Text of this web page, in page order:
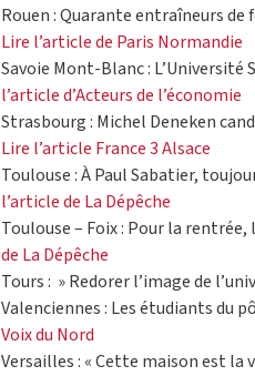
Rouen : Quarante entraîneurs
Lire l’article de Paris Normandie
Savoie Mont-Blanc : L’Université
l’article d’Acteurs de l’économie
Strasbourg : Michel Deneken
Lire l’article France 3 Alsace
Toulouse : À Paul Sabatier,
l’article de La Dépêche
Toulouse – Foix : Pour la
de La Dépêche
Tours : » Redorer l’image de
Valenciennes : Les étudiants du
Voix du Nord
Versailles : « Cette maison est la